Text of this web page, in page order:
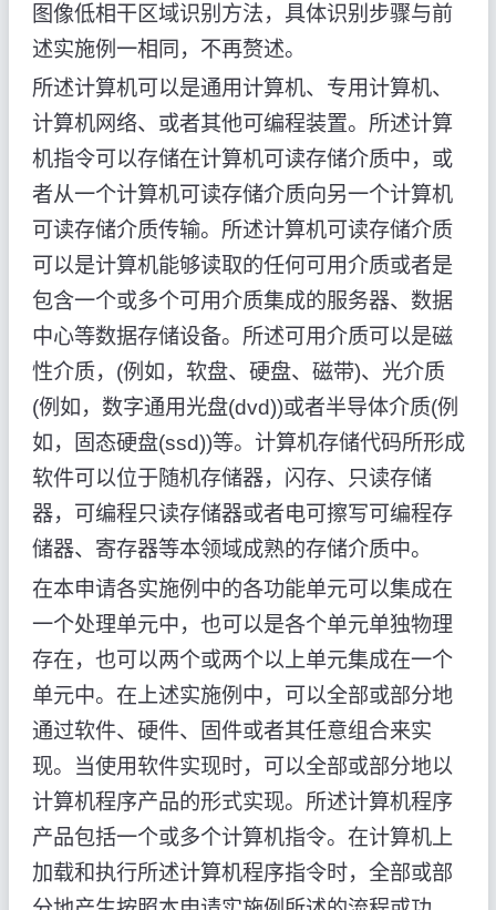
图像低相干区域识别方法，具体识别步骤与前
述实施例一相同，不再赘述。
所述计算机可以是通用计算机、专用计算机、
计算机网络、或者其他可编程装置。所述计算
机指令可以存储在计算机可读存储介质中，或
者从一个计算机可读存储介质向另一个计算机
可读存储介质传输。所述计算机可读存储介质
可以是计算机能够读取的任何可用介质或者是
包含一个或多个可用介质集成的服务器、数据
中心等数据存储设备。所述可用介质可以是磁
性介质，(例如，软盘、硬盘、磁带)、光介质
(例如，数字通用光盘(dvd))或者半导体介质(例
如，固态硬盘(ssd))等。计算机存储代码所形成
软件可以位于随机存储器，闪存、只读存储
器，可编程只读存储器或者电可擦写可编程存
储器、寄存器等本领域成熟的存储介质中。
在本申请各实施例中的各功能单元可以集成在
一个处理单元中，也可以是各个单元单独物理
存在，也可以两个或两个以上单元集成在一个
单元中。在上述实施例中，可以全部或部分地
通过软件、硬件、固件或者其任意组合来实
现。当使用软件实现时，可以全部或部分地以
计算机程序产品的形式实现。所述计算机程序
产品包括一个或多个计算机指令。在计算机上
加载和执行所述计算机程序指令时，全部或部